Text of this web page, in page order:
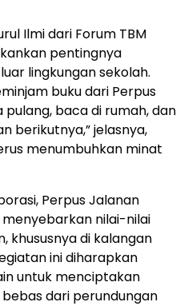
Ilmi dari Forum TBM
pentingnya
lingkungan sekolah.
buku dari Perpus
baca di rumah, dan
berikutnya,” jelasnya,
menumbuhkan minat
Perpus Jalanan
nilai-nilai
khususnya di kalangan
ini diharapkan
untuk menciptakan
dari perundungan